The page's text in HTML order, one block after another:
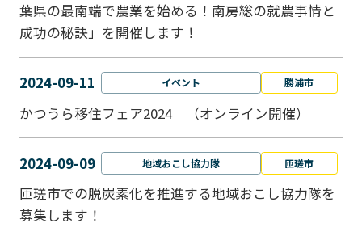
葉県の最南端で農業を始める！南房総の就農事情と
成功の秘訣」を開催します！
2024-09-11 イベント 勝浦市
かつうら移住フェア2024 （オンライン開催）
2024-09-09 地域おこし協力隊 匝瑳市
匝瑳市での脱炭素化を推進する地域おこし協⼒隊を
募集します！